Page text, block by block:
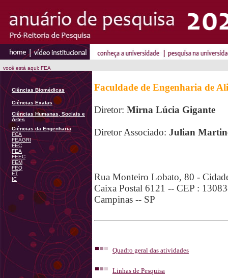
você está aqui: FEA
Ciências Biomédicas
Ciências Exatas
Ciências Humanas, Sociais e
Artes
Ciências da Engenharia
FCA
FEAGRI
FEC
FEA
FEEC
FEM
FEQ
FT
IC
Faculdade de Engenharia de
Diretor: Mirna Lúcia Gigante
Diretor Associado: Julian
Rua Monteiro Lobato, 80 -
Caixa Postal 6121 -- CEP :
Campinas -- SP
Quadro geral das atividades
Linhas de Pesquisa